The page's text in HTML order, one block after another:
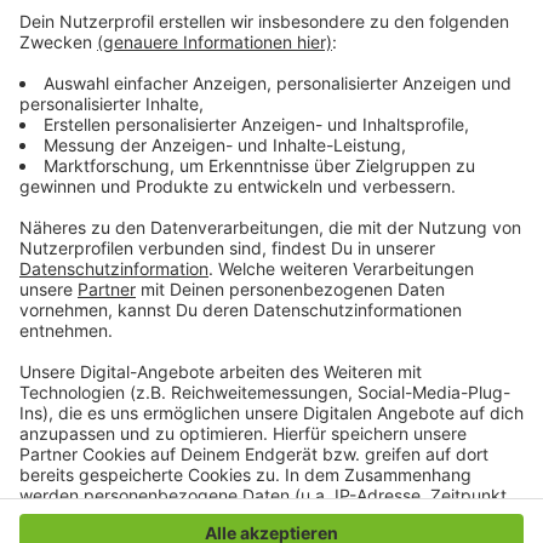
Wie wird euer Jahresstart 2024? Macht euch keine
Sorgen, alles wird gut! Auf rauer See braucht man
einen erfahrenen Kapitän, der einen in den sicheren
Hafen der guten Laune schippert. Atzes Mantra für ein
glückliches Leben: "Lass' mich mal machen." Also volle
Kraft voraus und viel Spaß bei Atze Schröders
Kaltstart 24.
Anzeige
Anzeige